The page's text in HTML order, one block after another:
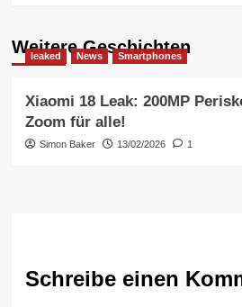
Weitere Geschichten
leaked News Smartphones
Xiaomi 18 Leak: 200MP
Zoom für alle!
Simon Baker 13/02/2026 1
Schreibe einen